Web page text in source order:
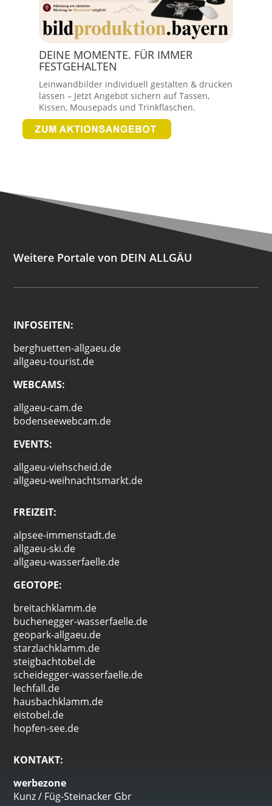
DEINE MOMENTE. FÜR IMMER
FESTGEHALTEN
Leinwandbilder individuell gestalten & drucken
lassen – Jetzt Angebot sichern auf Tassen,
Kissen, Mousepads und Trinkflaschen.
Weitere Portale von DEIN ALLGÄU
INFOSEITEN:
berghuetten-allgaeu.de
allgaeu-tourist.de
WEBCAMS:
allgaeu-cam.de
bodenseewebcam.de
EVENTS:
allgaeu-viehscheid.de
allgaeu-weihnachtsmarkt.de
FREIZEIT:
alpsee-immenstadt.de
allgaeu-ski.de
allgaeu-wasserfaelle.de
GEOTOPE:
breitachklamm.de
buchenegger-wasserfaelle.de
geopark-allgaeu.de
starzlachklamm.de
steigbachtobel.de
scheidegger-wasserfaelle.de
lechfall.de
hausbachklamm.de
eistobel.de
hopfen-see.de
KONTAKT:
werbezone
Kunz / Füg-Steinacker Gbr